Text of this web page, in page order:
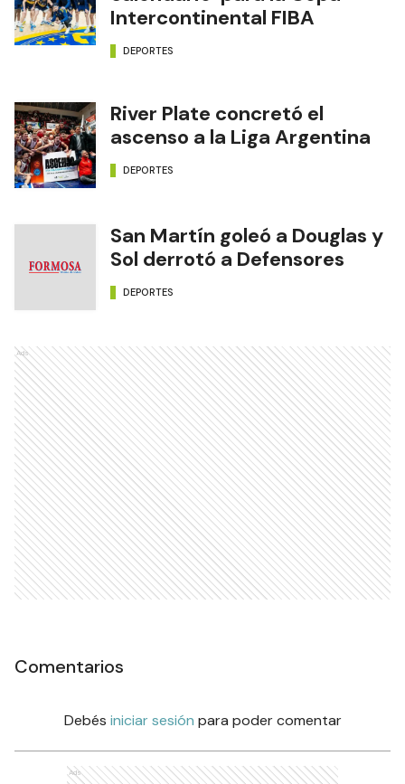
Intercontinental FIBA
DEPORTES
River Plate concretó el
ascenso a la Liga Argentina
DEPORTES
San Martín goleó a Douglas y
Sol derrotó a Defensores
DEPORTES
Ads
Comentarios
Debés iniciar sesión para poder comentar
Ads